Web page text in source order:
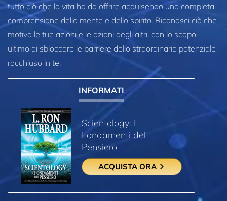
tutto ciò che la vita ha da offrire acquisendo una completa
comprensione della mente e dello spirito. Riconosci ciò che
motiva le tue azioni e le azioni degli altri, con lo scopo
ultimo di sbloccare le barriere dello straordinario potenziale
racchiuso in te.
INFORMATI
Scientology: I
Fondamenti del
Pensiero
ACQUISTA ORA